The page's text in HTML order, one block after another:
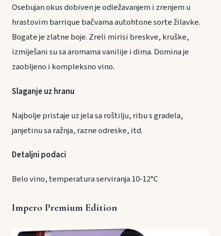
Osebujan okus dobiven je odležavanjem i zrenjem u
hrastovim barrique bačvama autohtone sorte žilavke.
Bogate je zlatne boje. Zreli mirisi breskve, kruške,
izmiješani su sa aromama vanilije i dima. Domina je
zaobljeno i kompleksno vino.
Slaganje uz hranu
Najbolje pristaje uz jela sa roštilju, ribu s gradela,
janjetinu sa ražnja, razne odreske, itd.
Detaljni podaci
Belo vino, temperatura serviranja 10-12°C
Impero Premium Edition